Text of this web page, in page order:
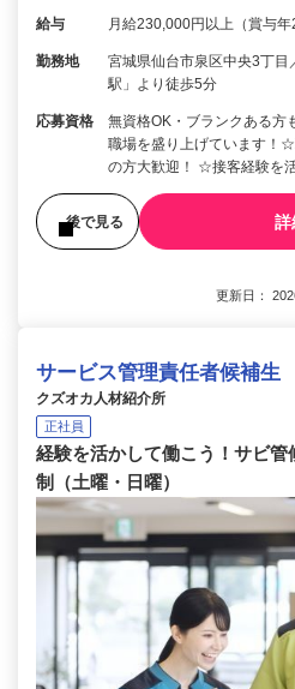
給与 月給230,000円以上（賞与年
勤務地
宮城県仙台市泉区中央3丁
駅」より徒歩5分
応募資格
無資格OK・ブランクある
職場を盛り上げています！
の方大歓迎！ ☆接客経験を
後で見る 詳
更新日：
サービス管理責任者候補生
クズオカ人材紹介所
正社員
経験を活かして働こう！サビ管
制（土曜・日曜）